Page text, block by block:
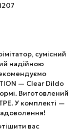
сумісний
надійною
— Clear Dildo
Виготовлений
У комплекті —
вас